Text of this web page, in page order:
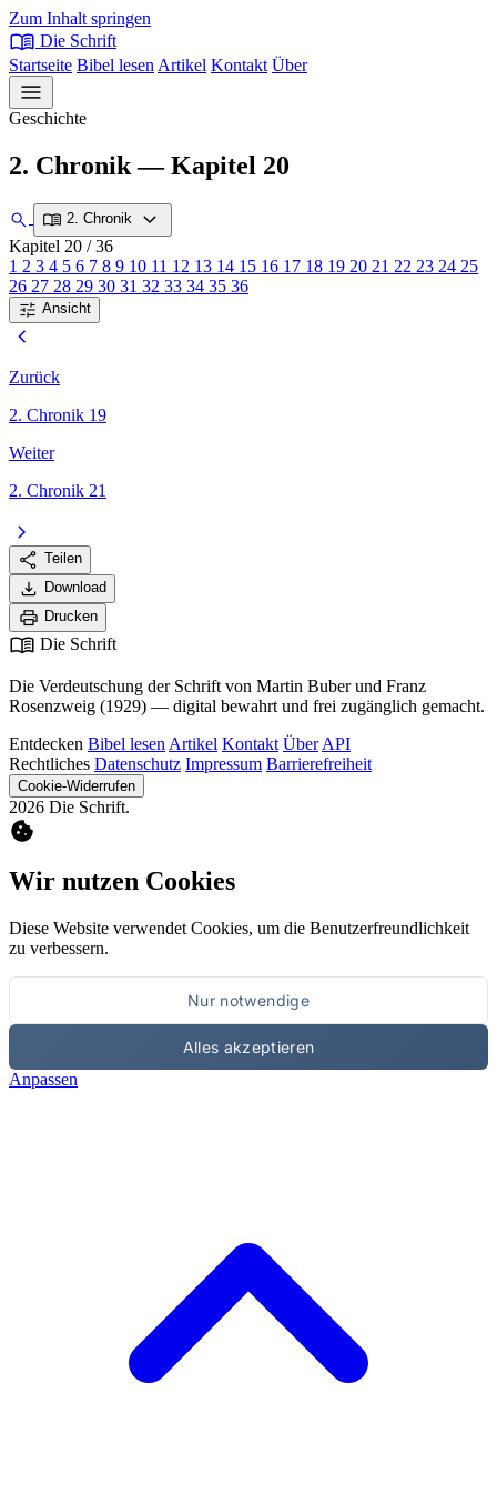
Zum Inhalt springen
menu_book Die Schrift
Startseite Bibel lesen Artikel Kontakt Über
menu
Geschichte
2. Chronik — Kapitel 20
search menu_book 2. Chronik expand_more
Kapitel 20 / 36
1 2 3 4 5 6 7 8 9 10 11 12 13 14 15 16 17 18 19 20 21 22 23 24 25
26 27 28 29 30 31 32 33 34 35 36
tune Ansicht
chevron_left
Zurück
2. Chronik 19
Weiter
2. Chronik 21
chevron_right
share Teilen
download Download
print Drucken
menu_book Die Schrift
Die Verdeutschung der Schrift von Martin Buber und Franz
Rosenzweig (1929) — digital bewahrt und frei zugänglich gemacht.
Entdecken Bibel lesen Artikel Kontakt Über API
Rechtliches Datenschutz Impressum Barrierefreiheit
Cookie-Widerrufen
2026 Die Schrift.
cookie
Wir nutzen Cookies
Diese Website verwendet Cookies, um die Benutzerfreundlichkeit
zu verbessern.
Nur notwendige
Alles akzeptieren
Anpassen